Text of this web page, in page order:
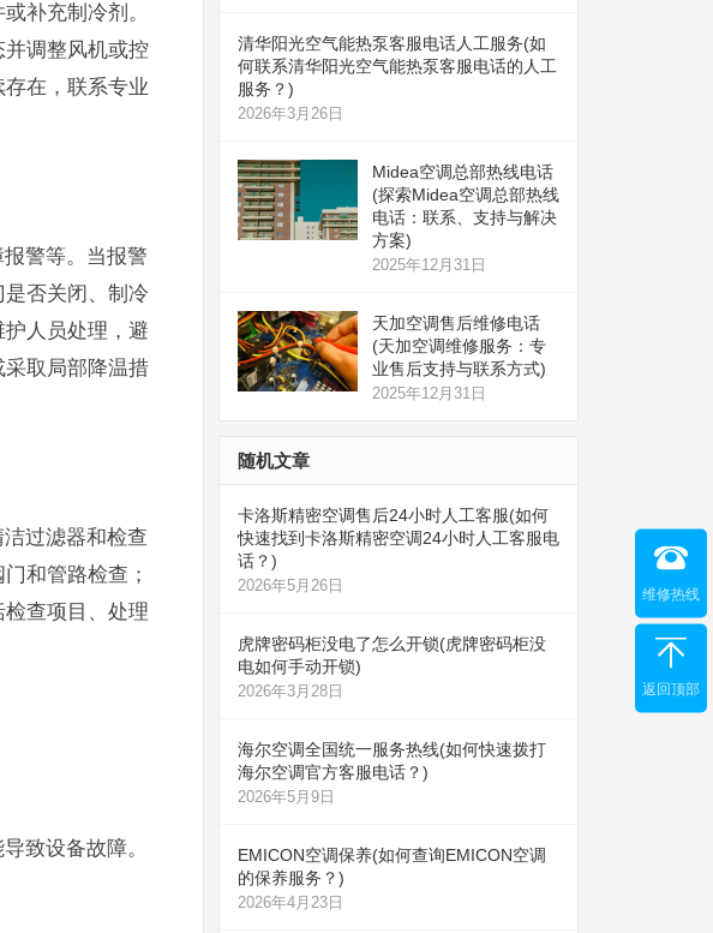
补充制冷剂。
调整风机或控
在，联系专业
警等。当报警
否关闭、制冷
人员处理，避
取局部降温措
过滤器和检查
和管路检查；
查项目、处理
致设备故障。
清华阳光空气能热泵客服电话人工服务(如
何联系清华阳光空气能热泵客服电话的人工
服务？)
2026年3月26日
Midea空调总部热线电话
(探索Midea空调总部热线
电话：联系、支持与解决
方案)
2025年12月31日
天加空调售后维修电话
(天加空调维修服务：专
业售后支持与联系方式)
2025年12月31日
随机文章
卡洛斯精密空调售后24小时人工客服(如何
快速找到卡洛斯精密空调24小时人工客服电
话？)
2026年5月26日
虎牌密码柜没电了怎么开锁(虎牌密码柜没
电如何手动开锁)
2026年3月28日
海尔空调全国统一服务热线(如何快速拨打
海尔空调官方客服电话？)
2026年5月9日
EMICON空调保养(如何查询EMICON空调
的保养服务？)
2026年4月23日
维修热线
返回顶部